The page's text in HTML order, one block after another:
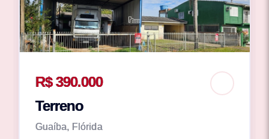
R$ 390.000
Terreno
Guaíba, Flórida